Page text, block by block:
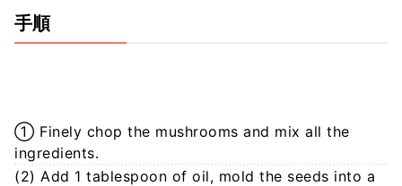
手順
① Finely chop the mushrooms and mix all the
ingredients.
(2) Add 1 tablespoon of oil, mold the seeds into a